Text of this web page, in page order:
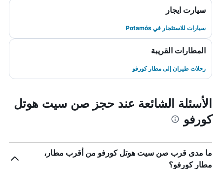
سيارت ايجار
سيارات للاستئجار في Potamós
المطارات القريبة
رحلات طيران إلى مطار كورفو
الأسئلة الشائعة عند حجز صن سيت هوتل
كورفو
ما مدى قرب صن سيت هوتل كورفو من أقرب مطار،
مطار كورفو؟